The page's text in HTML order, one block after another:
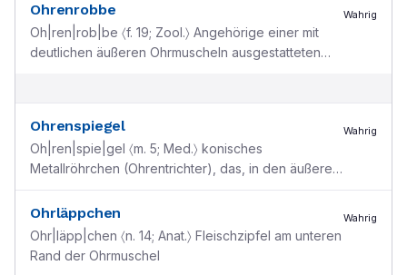
Ohrenrobbe
Oh|ren|rob|be 〈f. 19; Zool.〉 Angehörige einer mit
deutlichen äußeren Ohrmuscheln ausgestatteten
Wahrig
Ohrenspiegel
Oh|ren|spie|gel 〈m. 5; Med.〉 konisches
Metallröhrchen (Ohrentrichter), das, in den äußeren
macht; Sy Ot...
Wahrig
Ohrläppchen
Ohr|läpp|chen 〈n. 14; Anat.〉 Fleischzipfel am unteren
Rand der Ohrmuschel
Wahrig